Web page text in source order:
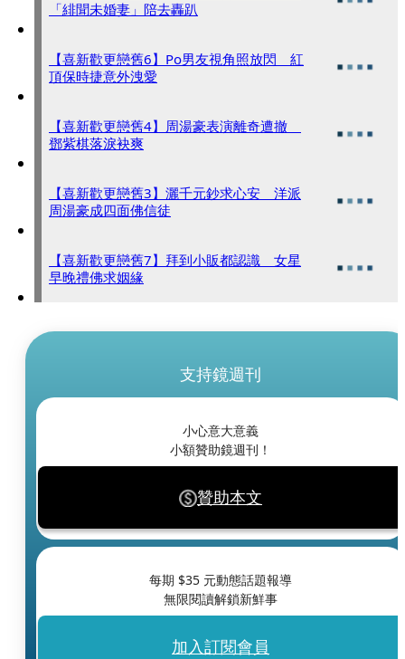
「緋聞未婚妻」陪去轟趴
【喜新歡更戀舊6】Po男友視角照放閃 紅
頂保時捷意外洩愛
【喜新歡更戀舊4】周湯豪表演離奇遭撤
鄧紫棋落淚袂爽
【喜新歡更戀舊3】灑千元鈔求心安 洋派
周湯豪成四面佛信徒
【喜新歡更戀舊7】拜到小販都認識 女星
早晚禮佛求姻緣
支持鏡週刊
小心意大意義
小額贊助鏡週刊！
贊助本文
每期 $35 元動態話題報導
無限閱讀解鎖新鮮事
加入訂閱會員